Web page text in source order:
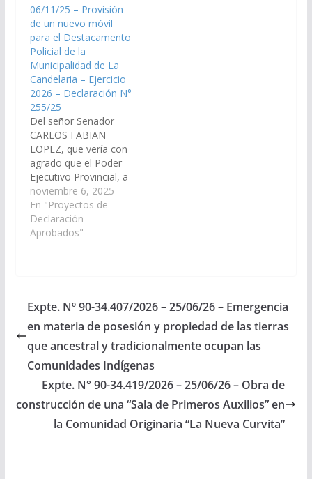
de urgente, la
provisión de un nuevo
móvil para el
Destacamento Policial
de la…
06/11/25 – Provisión
de un nuevo móvil
para el Destacamento
Policial de la
Municipalidad de La
Candelaria – Ejercicio
2026 – Declaración N°
255/25
Del señor Senador
CARLOS FABIAN
LOPEZ, que vería con
agrado que el Poder
Ejecutivo Provincial, a
través de los
organismos que
correspondan, arbitren
las medidas que
provisión de un nuevo
móvil para el
Destacamento Policial
de la…
noviembre 6, 2025
En "Proyectos de
Declaración
Aprobados"
Expte. Nº 90-34.407/2026 – 25/06/26 – Emergencia
en materia de posesión y propiedad de las tierras
que ancestral y tradicionalmente ocupan las
Comunidades Indígenas
Expte. N° 90-34.419/2026 – 25/06/26 – Obra de
construcción de una “Sala de Primeros Auxilios” en
la Comunidad Originaria “La Nueva Curvita”